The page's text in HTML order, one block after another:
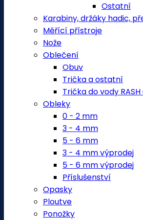
Ostatní
Karabiny, držáky hadic,
Měřící přístroje
Nože
Oblečení
Obuv
Trička a ostatní
Trička do vody RASH
Obleky
0 - 2 mm
3 - 4 mm
5 - 6 mm
3 - 4 mm výprodej
5 - 6 mm výprodej
Příslušenství
Opasky
Ploutve
Ponožky